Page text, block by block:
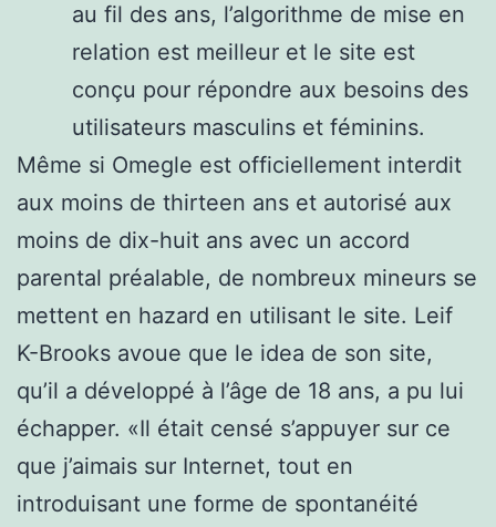
au fil des ans, l’algorithme de mise en
relation est meilleur et le site est
conçu pour répondre aux besoins des
utilisateurs masculins et féminins.
Même si Omegle est officiellement interdit
aux moins de thirteen ans et autorisé aux
moins de dix-huit ans avec un accord
parental préalable, de nombreux mineurs se
mettent en hazard en utilisant le site. Leif
K-Brooks avoue que le idea de son site,
qu’il a développé à l’âge de 18 ans, a pu lui
échapper. «Il était censé s’appuyer sur ce
que j’aimais sur Internet, tout en
introduisant une forme de spontanéité